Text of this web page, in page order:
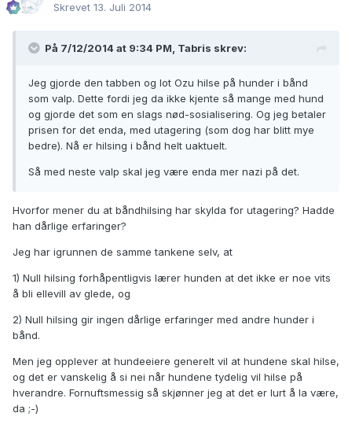
Skrevet 13. Juli 2014
På 7/12/2014 at 9:34 PM, Tabris skrev:
Jeg gjorde den tabben og lot Ozu hilse på hunder i bånd
som valp. Dette fordi jeg da ikke kjente så mange med hund
og gjorde det som en slags nød-sosialisering. Og jeg betaler
prisen for det enda, med utagering (som dog har blitt mye
bedre). Nå er hilsing i bånd helt uaktuelt.
Så med neste valp skal jeg være enda mer nazi på det.
Hvorfor mener du at båndhilsing har skylda for utagering? Hadde
han dårlige erfaringer?
Jeg har igrunnen de samme tankene selv, at
1) Null hilsing forhåpentligvis lærer hunden at det ikke er noe vits
å bli ellevill av glede, og
2) Null hilsing gir ingen dårlige erfaringer med andre hunder i
bånd.
Men jeg opplever at hundeeiere generelt vil at hundene skal hilse,
og det er vanskelig å si nei når hundene tydelig vil hilse på
hverandre. Fornuftsmessig så skjønner jeg at det er lurt å la være,
da ;-)